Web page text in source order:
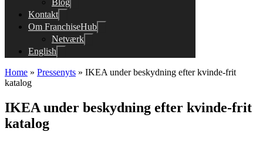
Blog
Kontakt
Om FranchiseHub
Netværk
English
Home » Pressenyts » IKEA under beskydning efter kvinde-frit
katalog
IKEA under beskydning efter kvinde-frit
katalog